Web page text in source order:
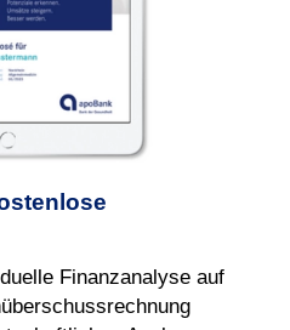
Finanzanalyse auf